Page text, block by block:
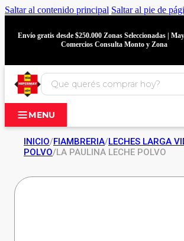
Saltar al contenido principal Saltar al pie de
Envío gratis desde $250.000 Zonas Seleccionadas |
Comercios Consulta Monto y Zona
MENU
INICIO/FIAMBRERIA/LECHES LARGA
POLVO/LA PAULINA LECHE POLVO